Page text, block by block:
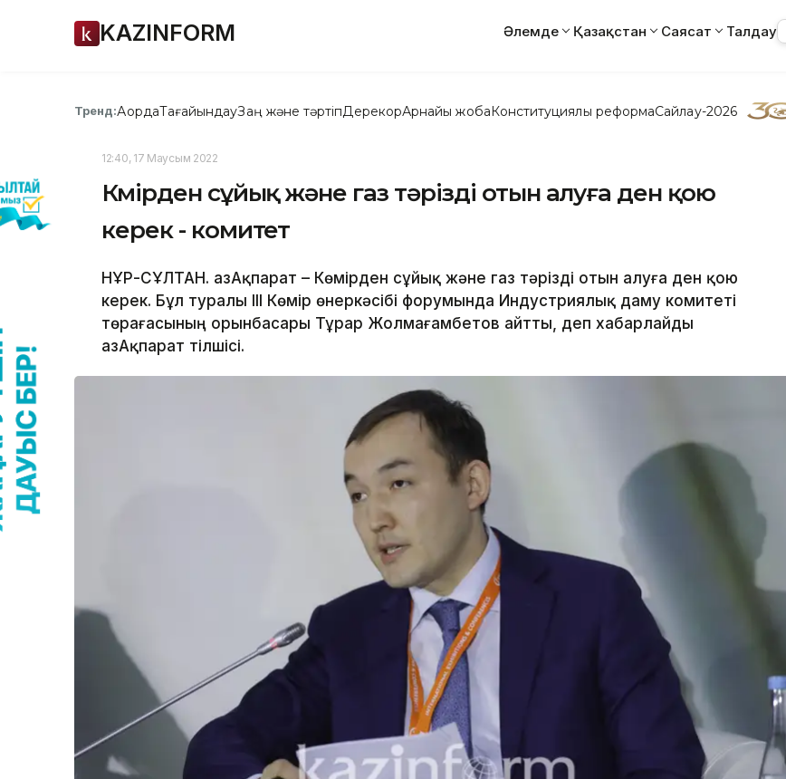
KAZINFORM Әлемде Қазақстан Саясат Талдау
Тренд:АқордаТағайындауЗаң және тәртіпДерекқорАрнайы жобаКонституциялық реформаСайлау-2026
12:40, 17 Маусым 2022
Көмірден сұйық және газ тәрізді отын алуға ден қою
керек - комитет
НҰР-СҰЛТАН. ҚазАқпарат – Көмірден сұйық және газ тәрізді отын алуға ден қою
керек. Бұл туралы ІІІ Көмір өнеркәсібі форумында Индустриялық даму комитеті
төрағасының орынбасары Тұрар Жолмағамбетов айтты, деп хабарлайды
ҚазАқпарат тілшісі.